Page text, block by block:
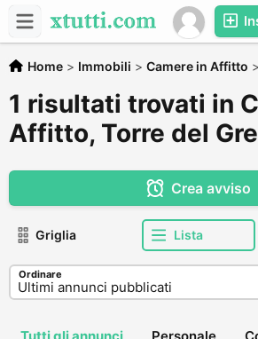
Home > Immobili > Camere in Affitto >
1 risultati trovati in
Affitto, Torre del
Crea avviso
Griglia Lista
Ordinare